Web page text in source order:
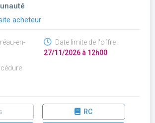
acheteur
en-
Date limite de l'offre :
27/11/2026 à 12h00
RC